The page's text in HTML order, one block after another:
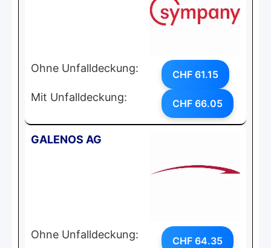
Ohne Unfalldeckung: CHF 61.15
Mit Unfalldeckung: CHF 66.05
GALENOS AG
Ohne Unfalldeckung: CHF 64.35